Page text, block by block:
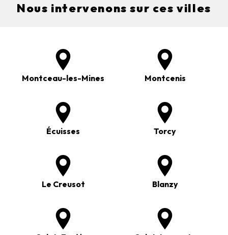
Nous intervenons sur ces villes
Montceau-les-Mines Montcenis
Écuisses Torcy
Le Creusot Blanzy